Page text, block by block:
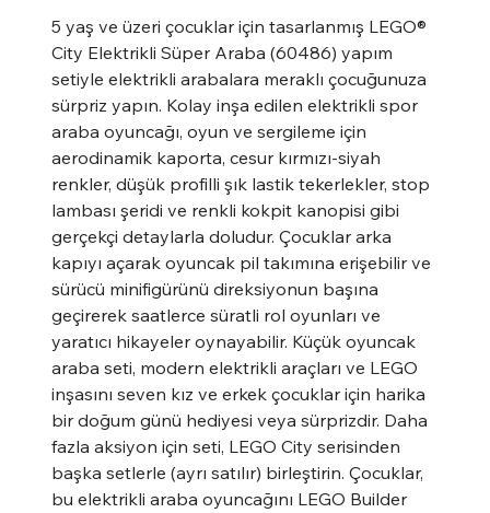
5 yaş ve üzeri çocuklar için tasarlanmış LEGO®
City Elektrikli Süper Araba (60486) yapım
setiyle elektrikli arabalara meraklı çocuğunuza
sürpriz yapın. Kolay inşa edilen elektrikli spor
araba oyuncağı, oyun ve sergileme için
aerodinamik kaporta, cesur kırmızı-siyah
renkler, düşük profilli şık lastik tekerlekler, stop
lambası şeridi ve renkli kokpit kanopisi gibi
gerçekçi detaylarla doludur. Çocuklar arka
kapıyı açarak oyuncak pil takımına erişebilir ve
sürücü minifigürünü direksiyonun başına
geçirerek saatlerce süratli rol oyunları ve
yaratıcı hikayeler oynayabilir. Küçük oyuncak
araba seti, modern elektrikli araçları ve LEGO
inşasını seven kız ve erkek çocuklar için harika
bir doğum günü hediyesi veya sürprizdir. Daha
fazla aksiyon için seti, LEGO City serisinden
başka setlerle (ayrı satılır) birleştirin. Çocuklar,
bu elektrikli araba oyuncağını LEGO Builder